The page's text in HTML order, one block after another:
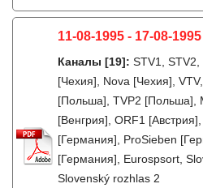
11-08-1995 - 17-08-1995
Каналы [19]: STV1,
[Чехия], Nova [Чехия],
[Польша], TVP2 [Польша],
[Венгрия], ORF1
[Германия], ProSieben
[Германия], Eurospsort,
Slovenský rozhlas 2